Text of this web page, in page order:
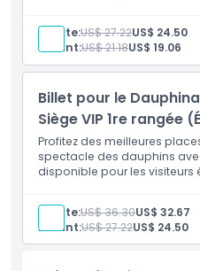
Adulte:US$ 27.22US$ 24.50
Enfant:US$ 21.18US$ 19.06
Billet pour le
Siège VIP 1re rangée
Profitez des meilleures
spectacle des dauphins
disponible pour les visiteurs
Adulte:US$ 36.30US$ 32.67
Enfant:US$ 27.22US$ 24.50